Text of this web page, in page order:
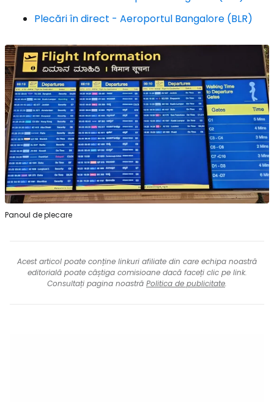
Plecări în direct - Aeroportul Bangalore (BLR)
Panoul de plecare
Acest articol poate conține linkuri afiliate din care echipa noastră
editorială poate câștiga comisioane dacă faceți clic pe link.
Consultați pagina noastră Politica de publicitate.